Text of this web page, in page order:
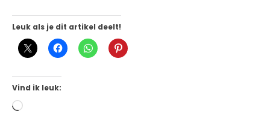
Leuk als je dit artikel deelt!
Vind ik leuk:
Aan